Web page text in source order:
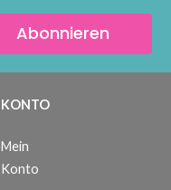
Abonnieren
KONTO
Mein
Konto